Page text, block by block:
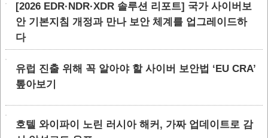
[2026 EDR·NDR·XDR 솔루션 리포트] 국가 사이버보
안 기본지침 개정과 만나 보안 체계를 업그레이드하
다
유럽 진출 위해 꼭 알아야 할 사이버 보안법 ‘EU CRA’
톺아보기
호텔 와이파이 노린 러시아 해커, 가짜 업데이트로 감